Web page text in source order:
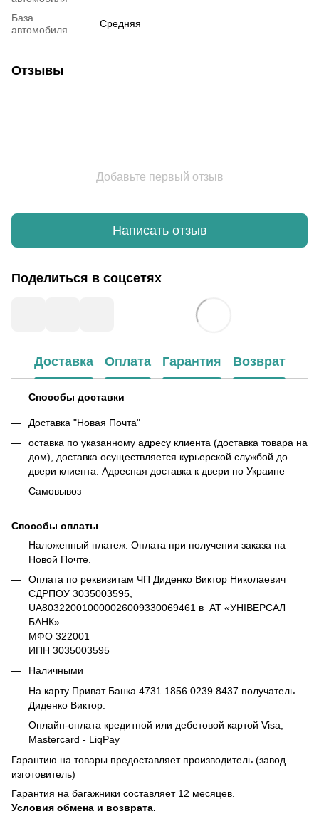
База
автомобиля
Средняя
Отзывы
Добавьте первый отзыв
Написать отзыв
Поделиться в соцсетях
Доставка Оплата Гарантия Возврат
Способы доставки
Доставка "Новая Почта"
оставка по указанному адресу клиента (доставка товара на
дом), доставка осуществляется курьерской службой до
двери клиента. Адресная доставка к двери по Украине
Самовывоз
Способы оплаты
Наложенный платеж. Оплата при получении заказа на
Новой Почте.
Оплата по реквизитам ЧП Диденко Виктор Николаевич
ЄДРПОУ 3035003595,
UA803220010000026009330069461 в АТ «УНІВЕРСАЛ
БАНК»
МФО 322001
ИПН 3035003595
Наличными
На карту Приват Банка 4731 1856 0239 8437 получатель
Диденко Виктор.
Онлайн-оплата кредитной или дебетовой картой Visa,
Mastercard - LiqPay
Гарантию на товары предоставляет производитель (завод
изготовитель)
Гарантия на багажники составляет 12 месяцев.
Условия обмена и возврата.